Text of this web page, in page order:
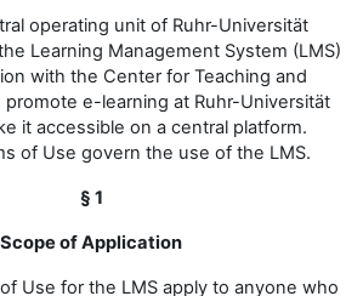
operating unit of Ruhr-Universität
Learning Management System (LMS)
with the Center for Teaching and
promote e-learning at Ruhr-Universität
it accessible on a central platform.
of Use govern the use of the LMS.
§ 1
Scope of Application
Use for the LMS apply to anyone who